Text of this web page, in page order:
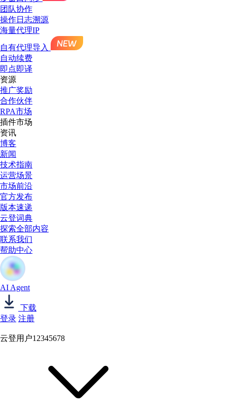
团队协作
操作日志溯源
海量代理IP
自有代理导入
自动续费
即点即译
资源
推广奖励
合作伙伴
RPA市场
插件市场
资讯
博客
新闻
技术指南
运营场景
市场前沿
官方发布
版本速递
云登词典
探索全部内容
联系我们
帮助中心
AI Agent
下载
登录 注册
云登用户12345678